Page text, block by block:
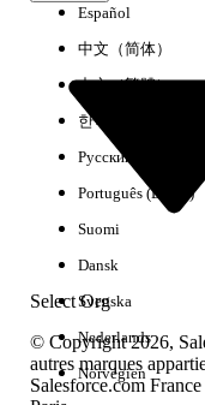
Select Org
Español
中文（简体）
中文（繁體）
한국어
Русский
Português (Brasil)
Suomi
Dansk
Svenska
Nederlands
Norvégien
© Copyright 2026,
autres marques
Salesforce.com